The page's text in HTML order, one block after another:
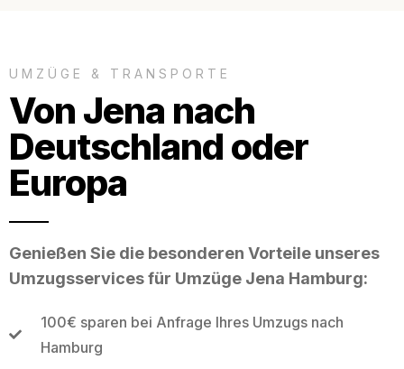
UMZÜGE & TRANSPORTE
Von Jena nach
Deutschland oder
Europa
Genießen Sie die besonderen Vorteile unseres
Umzugsservices für Umzüge Jena Hamburg:
100€ sparen bei Anfrage Ihres Umzugs nach
Hamburg